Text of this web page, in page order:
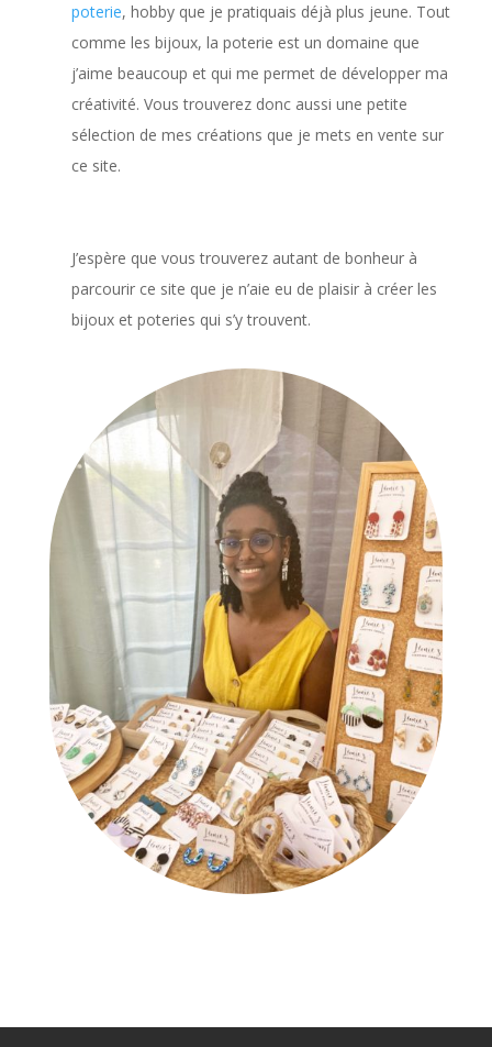
poterie, hobby que je pratiquais déjà plus jeune. Tout
comme les bijoux, la poterie est un domaine que
j’aime beaucoup et qui me permet de développer ma
créativité. Vous trouverez donc aussi une petite
sélection de mes créations que je mets en vente sur
ce site.
J’espère que vous trouverez autant de bonheur à
parcourir ce site que je n’aie eu de plaisir à créer les
bijoux et poteries qui s’y trouvent.